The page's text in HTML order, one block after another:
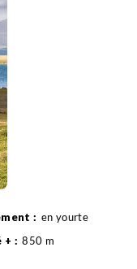
en yourte
850 m